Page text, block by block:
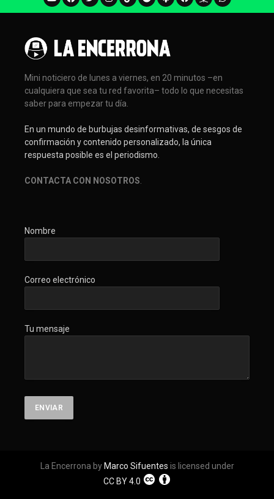
Mini noticiero de lunes a viernes, en 20 minutos –en
cualquiera que sea tu red favorita– todo lo que necesitas
saber para empezar tu día.
En un mundo de burbujas desinformativas, de sesgos de
confirmación y contenido personalizado, la única
respuesta posible es el periodismo.
CONTACTA CON NOSOTROS.
Nombre
Correo electrónico
Tu mensaje
La Encerrona by Marco Sifuentes is licensed under
CC BY 4.0